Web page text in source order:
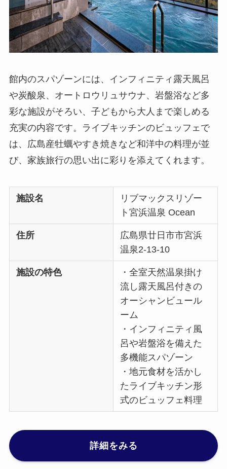
館内のスパゾーンには、インフィニティ露天風呂
や炭酸泉、オートロウリュサウナ、岩盤浴など多
彩な施設がそろい、子どもから大人まで楽しめる
充実の内容です。ライブキッチンのビュッフェで
は、広島産牡蠣やすき焼きなど和洋中の料理が並
び、家族旅行の思い出に彩りを添えてくれます。
施設名
リブマックスリゾー
ト宮浜温泉 Ocean
住所
広島県廿日市市宮浜
温泉2-13-10
施設の特色
・全室天然温泉掛け
流し露天風呂付きの
オーシャンビュール
ーム
・インフィニティ風
呂や岩盤浴を備えた
多機能スパゾーン
・地元食材を活かし
たライブキッチン形
式のビュッフェ料理
詳細をみる